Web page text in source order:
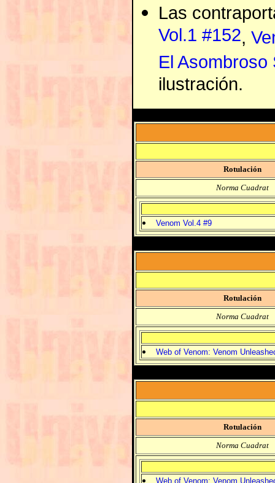
Las
Vol.1 #152,
El Asombroso
ilustración.
Rotulación
Norma Cuadrat
Venom Vol.4 #9
Rotulación
Norma Cuadrat
Web of Venom: Venom
Rotulación
Norma Cuadrat
Web of Venom: Venom